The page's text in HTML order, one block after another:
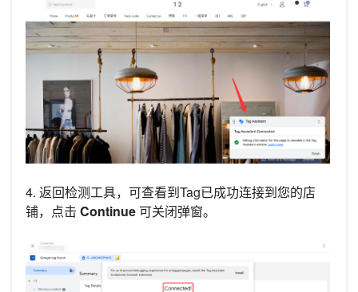
4. 返回检测工具，可查看到Tag已成功连接到您的店
铺，点击 Continue可关闭弹窗。